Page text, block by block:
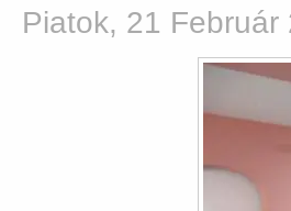
Piatok, 21 Február